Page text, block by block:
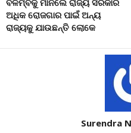
ଅଧିକ ରୋଜଗାର ପାଇଁ ଅନ୍ୟ
ରାଜ୍ୟକୁ ଯାଉଛନ୍ତି ଲୋକେ
Surendra